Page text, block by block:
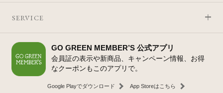
SERVICE
GO GREEN MEMBER’S 公式アプリ
会員証の表示や新商品、キャンペーン情報、お得
なクーポンもこのアプリで。
Google Playでダウンロード App Storeはこちら